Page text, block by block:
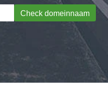
Check domeinnaam